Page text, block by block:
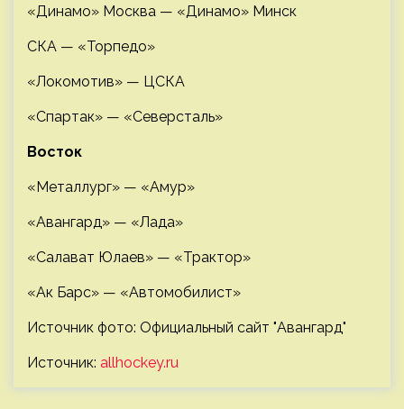
«Динамо» Москва — «Динамо» Минск
СКА — «Торпедо»
«Локомотив» — ЦСКА
«Спартак» — «Северсталь»
Восток
«Металлург» — «Амур»
«Авангард» — «Лада»
«Салават Юлаев» — «Трактор»
«Ак Барс» — «Автомобилист»
Источник фото: Официальный сайт "Авангард"
Источник: allhockey.ru